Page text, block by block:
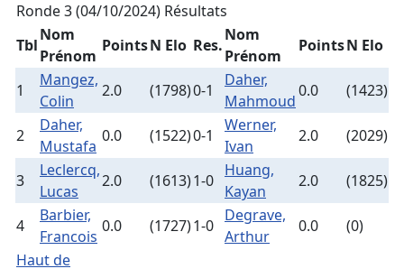
Ronde 3 (04/10/2024) Résultats
Tbl
Nom
Prénom
PointsN Elo Res.
Nom
Prénom
PointsN Elo
1
Mangez,
Colin
2.0 (1798)0-1
Daher,
Mahmoud
0.0 (1423)
2
Daher,
Mustafa
0.0 (1522)0-1
Werner,
Ivan
2.0 (2029)
3
Leclercq,
Lucas
2.0 (1613)1-0
Huang,
Kayan
2.0 (1825)
4
Barbier,
Francois
0.0 (1727)1-0
Degrave,
Arthur
0.0
(0)
Haut de